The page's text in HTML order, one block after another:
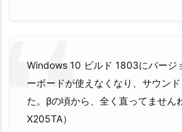
Windows 10 ビルド 1803にバージ
ーボードが使えなくなり、サウン
た。βの頃から、全く直ってません
X205TA）